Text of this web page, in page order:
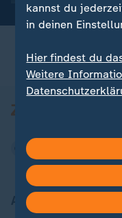
Aktuell bei
kannst du
in deinen
Hier findest du
Weitere